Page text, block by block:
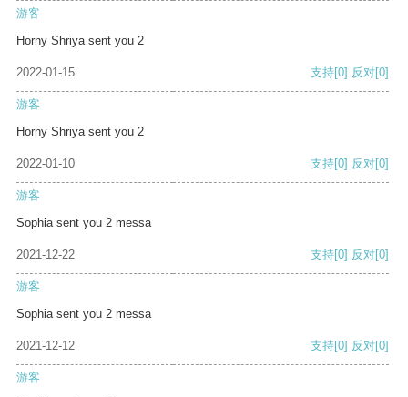
游客
Horny Shriya sent you 2
2022-01-15 支持[0] 反对[0]
游客
Horny Shriya sent you 2
2022-01-10 支持[0] 反对[0]
游客
Sophia sent you 2 messa
2021-12-22 支持[0] 反对[0]
游客
Sophia sent you 2 messa
2021-12-12 支持[0] 反对[0]
游客